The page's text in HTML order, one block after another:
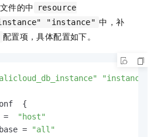
件的中
resource
"instance" 中，补
配置项，具体配置如下。
"instance"
{
=
"host"
=
"all"